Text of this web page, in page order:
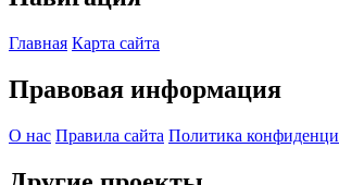
Главная Карта сайта
Правовая информация
О нас Правила сайта Политика